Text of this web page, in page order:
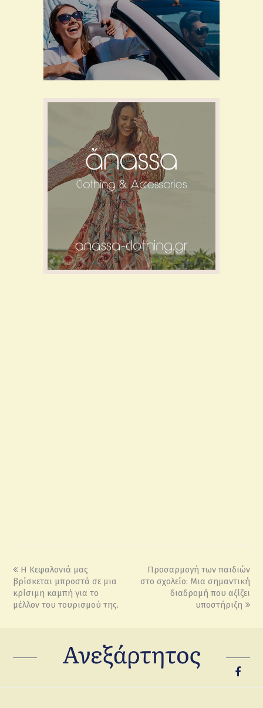
Η Κεφαλονιά μας
βρίσκεται μπροστά σε μια
κρίσιμη καμπή για το
μέλλον του τουρισμού της.
Προσαρμογή των παιδιών
στο σχολείο: Μια σημαντική
διαδρομή που αξίζει
υποστήριξη